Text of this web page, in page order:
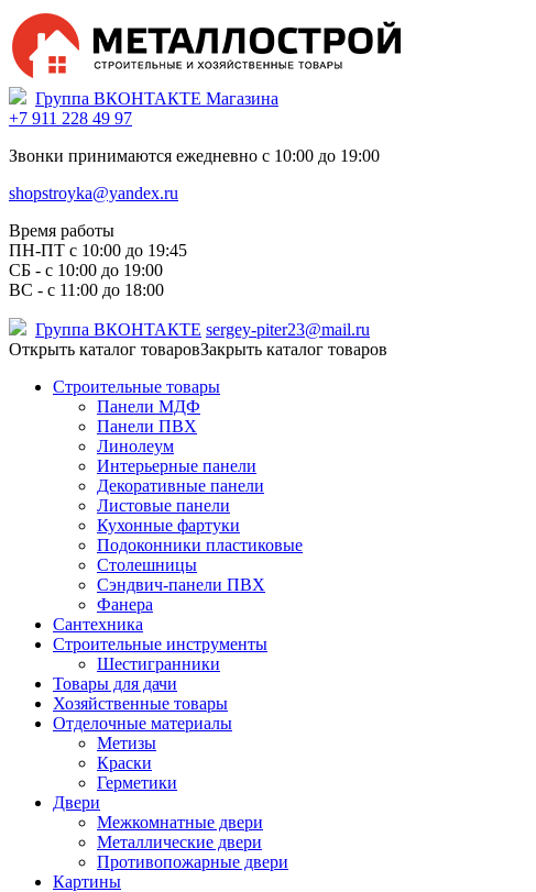
Группа ВКОНТАКТЕ Магазина
+7 911 228 49 97
Звонки принимаются ежедневно с 10:00 до 19:00
shopstroyka@yandex.ru
Время работы
ПН-ПТ c 10:00 до 19:45
СБ - с 10:00 до 19:00
ВС - с 11:00 до 18:00
Группа ВКОНТАКТЕ sergey-piter23@mail.ru
Открыть каталог товаровЗакрыть каталог товаров
Строительные товары
Панели МДФ
Панели ПВХ
Линолеум
Интерьерные панели
Декоративные панели
Листовые панели
Кухонные фартуки
Подоконники пластиковые
Столешницы
Сэндвич-панели ПВХ
Фанера
Сантехника
Строительные инструменты
Шестигранники
Товары для дачи
Хозяйственные товары
Отделочные материалы
Метизы
Краски
Герметики
Двери
Межкомнатные двери
Металлические двери
Противопожарные двери
Картины